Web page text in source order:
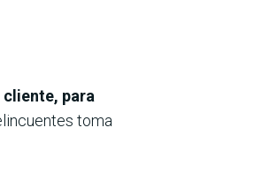
para
toma